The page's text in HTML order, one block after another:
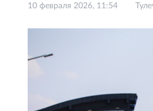
10 февраля 2026, 11:54